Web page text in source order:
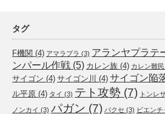
タグ
F機関 (4) アマラプラ (3) アランヤプラテ
ンパール作戦 (5) カレン族 (4) カレン難
サイゴン (4) サイゴン川 (4) サイゴン陥
ル平原 (4) タイ (3) テト攻勢 (7) トンレ
ノンカイ (3) パガン (7) パクセ (3) ビエンチ